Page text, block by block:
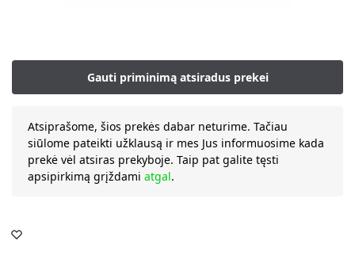
Atsiprašome, šios prekės dabar neturime. Tačiau
siūlome pateikti užklausą ir mes Jus informuosime kada
prekė vėl atsiras prekyboje. Taip pat galite tęsti
apsipirkimą grįždami atgal.